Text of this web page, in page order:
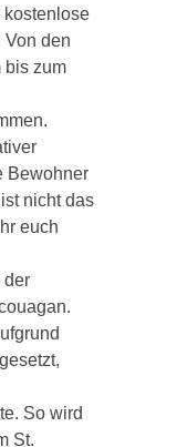
kostenlose
Von den
bis zum
Bewohner
nicht das
euch
der
So wird
St.